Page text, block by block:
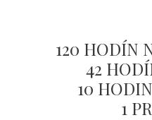
120 HODÍN
42
10
1